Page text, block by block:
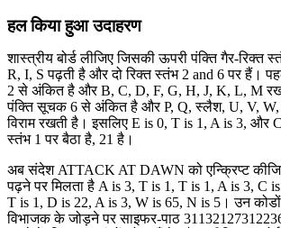
हल किया हुआ उदाहरण
शास्त्रीय बोर्ड लीजिए जिसकी ऊपरी पंक्ति गैर-रिक्त
R, I, S पढ़ती है और दो रिक्त स्तंभ 2 and 6 पर हैं।
2 से अंकित है और B, C, D, F, G, H, J, K, L, M
पंक्ति सूचक 6 से अंकित है और P, Q, स्लैश, U, V, W,
विराम रखती है। इसलिए E is 0, T is 1, A is 3, और
स्तंभ 1 पर बैठा है, 21 है।
अब संदेश ATTACK AT DAWN को एन्क्रिप्ट
पढ़ने पर मिलता है A is 3, T is 1, T is 1, A is 3, C
T is 1, D is 22, A is 3, W is 65, N is 5। उन कोडों
विभाजक के जोड़ने पर साइफर-पाठ